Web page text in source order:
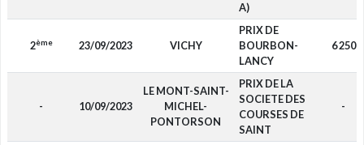
A)
2ème 23/09/2023 VICHY
PRIX DE
BOURBON-
LANCY
6 250
- 10/09/2023
LE MONT-SAINT-
MICHEL-
PONTORSON
PRIX DE LA
SOCIETE DES
COURSES DE
SAINT
-